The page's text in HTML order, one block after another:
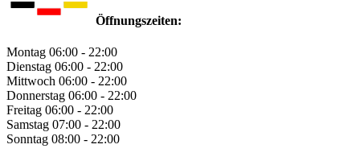
Öffnungszeiten:
Montag 06:00 - 22:00
Dienstag 06:00 - 22:00
Mittwoch 06:00 - 22:00
Donnerstag 06:00 - 22:00
Freitag 06:00 - 22:00
Samstag 07:00 - 22:00
Sonntag 08:00 - 22:00